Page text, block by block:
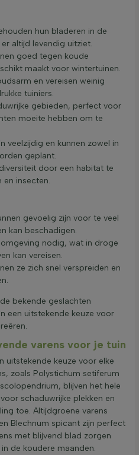
hun bladeren in de
altijd levendig uitziet.
goed tegen koude
maakt voor wintertuinen.
en vereisen weinig
tuiniers.
gebieden, perfect voor
moeite hebben om te
veelzijdig en kunnen zowel in
geplant.
door een habitat te
en insecten.
gevoelig zijn voor te veel
kan beschadigen.
nodig, wat in droge
kan vereisen.
ze zich snel verspreiden en
bekende geslachten
een uitstekende keuze voor
varens voor je tuin
uitstekende keuze voor elke
zoals Polystichum setiferum
blijven het hele
schaduwrijke plekken en
toe. Altijdgroene varens
Blechnum spicant zijn perfect
met blijvend blad zorgen
de koudere maanden.